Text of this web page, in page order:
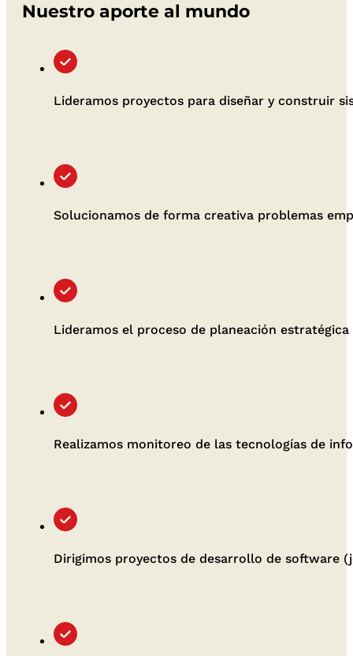
Nuestro aporte al mundo
Lideramos proyectos para diseñar y construir
Solucionamos de forma creativa problemas
Lideramos el proceso de planeación
Realizamos monitoreo de las tecnologías de
Dirigimos proyectos de desarrollo de software